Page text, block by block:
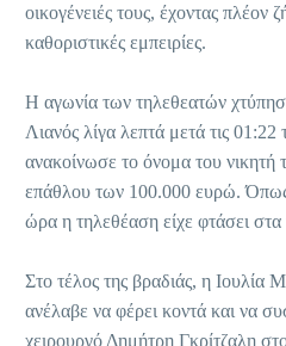
οικογένειές τους, έχοντας πλέον
καθοριστικές εμπειρίες.
Η αγωνία των τηλεθεατών
Λιανός λίγα λεπτά μετά τις
ανακοίνωσε το όνομα του νικητή
επάθλου των 100.000 ευρώ. Όπως
ώρα η τηλεθέαση είχε φτάσει
Στο τέλος της βραδιάς, η Ιουλία
ανέλαβε να φέρει κοντά και να
χειρουργό Δημήτρη Γκρίτζαλη